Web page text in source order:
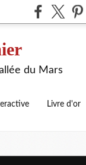
du Mars
Livre d'or